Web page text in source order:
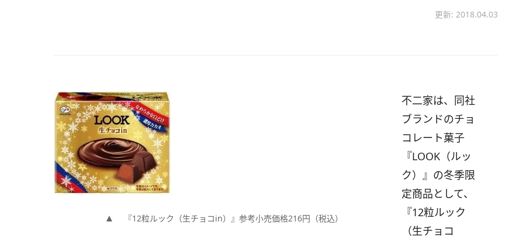
更新: 2018.04.03
『12粒ルック（生チョコin）』参考小売価格216円（税込）
不二家は、同社
ブランドのチョ
コレート菓子
『LOOK（ルッ
ク）』の冬季限
定商品として、
『12粒ルック
（生チョコ